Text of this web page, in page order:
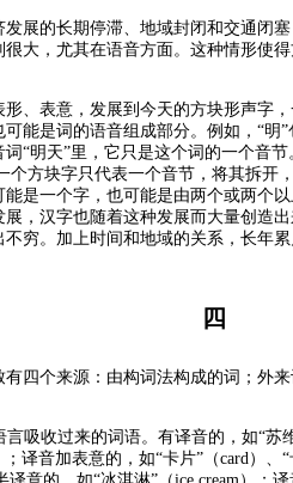
发展的长期停滞、地域封闭和交通闭
大，尤其在语音方面。这种情形使
、表意，发展到今天的方块形声字
能是词的语音组成部分。例如，“明
“明天”里，它只是这个词的一个音节
个方块字只代表一个音节，将其拆开
是一个字，也可能是由两个或两个
，汉字也随着这种发展而大量创造
穷。加上时间和地域的关系，长年
四
四个来源：由构词法构成的词；外
言吸收过来的词语。有译音的，如“苏
；译音加表意的，如“卡片”（card）、